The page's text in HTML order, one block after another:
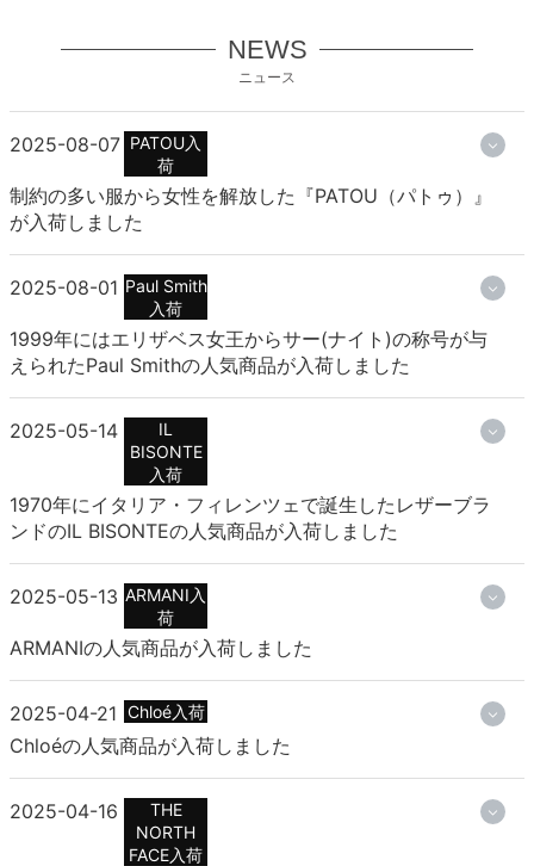
NEWS
ニュース
2025-08-07 PATOU入
荷
制約の多い服から女性を解放した『PATOU（パトゥ）』
が入荷しました
2025-08-01 Paul Smith
入荷
1999年にはエリザベス女王からサー(ナイト)の称号が与
えられたPaul Smithの人気商品が入荷しました
2025-05-14
IL
BISONTE
入荷
1970年にイタリア・フィレンツェで誕生したレザーブラ
ンドのIL BISONTEの人気商品が入荷しました
2025-05-13 ARMANI入
荷
ARMANIの人気商品が入荷しました
2025-04-21 Chloé入荷
Chloéの人気商品が入荷しました
2025-04-16
THE
NORTH
FACE入荷